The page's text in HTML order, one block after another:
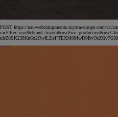
POST https://usc-webcomponents.toyota-europe.com/v1/